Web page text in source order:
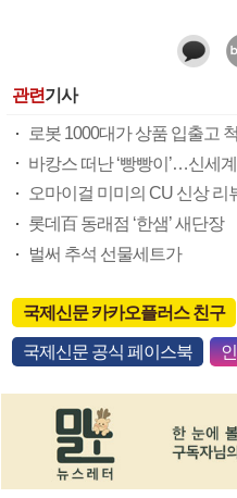
관련기사
바캉스 떠난 ‘빵빵이’…신세
오마이걸 미미의 CU 신상
롯데百 동래점 ‘한샘’ 새단장
벌써 추석 선물세트가
국제신문 카카오플러스 친구
국제신문 공식 페이스북